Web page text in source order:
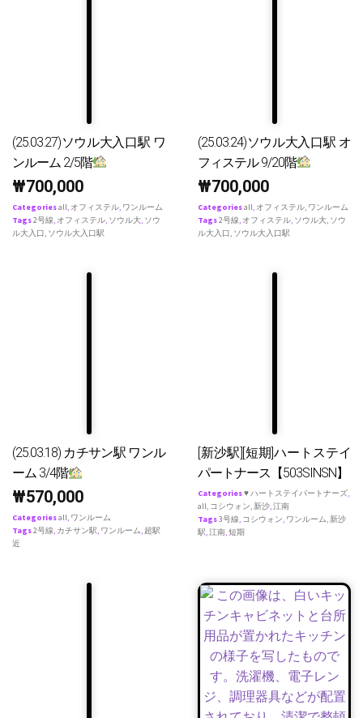
(25.03.27)ソウル大入口駅 ワ
ンルーム 2/5階
₩700,000
Categoriesall, オフィステル, ワンルーム
Tags2号線, オフィステル, ソウル大, ソウ
ル大入口, ソウル大入口駅
(25.03.24)ソウル大入口駅 オ
フィステル 9/20階
₩700,000
Categoriesall, オフィステル, ワンルーム
Tags2号線, オフィステル, ソウル大, ソウ
ル大入口, ソウル大入口駅
(25.03.18) カチサン駅 ワンル
ーム 3/4階
₩570,000
Categoriesall, ワンルーム
Tags2号線, カチサン駅, ワンルーム, 超駅
近
[新沙駅][短期]ハートステイ
パートナース【503SINSN】
Categories♥ ハートステイパートナーズ,
all, コシウォン,新沙,江南
Tags3号線, コシウォン, ワンルーム,新沙
駅,江南,短期